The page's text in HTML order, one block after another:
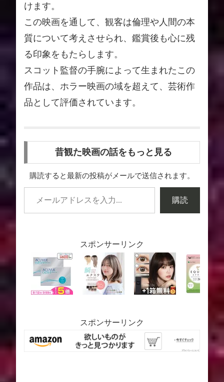
けます。
この映画を通して、観客は倫理や人間の本
質について考えさせられ、鑑賞後も心に残
る印象をもたらします。
スコット監督の手腕によって生まれたこの
作品は、ホラー映画の域を超えて、芸術作
品として評価されています。
昔観た映画の話をもっと見る
購読すると最新の投稿がメールで送信されます。
購読
スポンサーリンク
スポンサーリンク